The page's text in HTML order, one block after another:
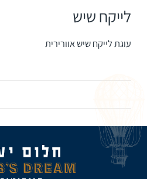
לייקח שיש
עוגת לייקח שיש אוורירית